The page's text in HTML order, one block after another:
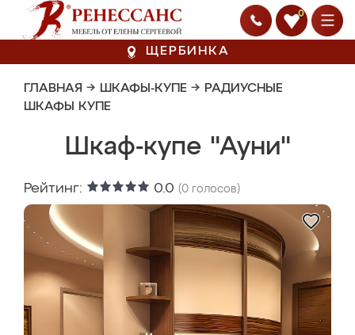
0
ЩЕРБИНКА
ГЛАВНАЯ → ШКАФЫ-КУПЕ → РАДИУСНЫЕ
ШКАФЫ КУПЕ
Шкаф-купе "Ауни"
Рейтинг: 0.0 (0 голосов)